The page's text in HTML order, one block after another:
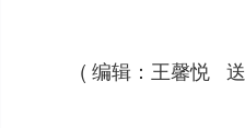
( 编辑：王馨悦